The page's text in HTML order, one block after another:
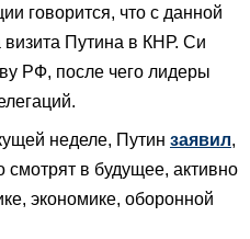
говорится, что с данной
визита Путина в КНР. Си
РФ, после чего лидеры
неделе, Путин заявил,
в будущее, активно
экономике, оборонной